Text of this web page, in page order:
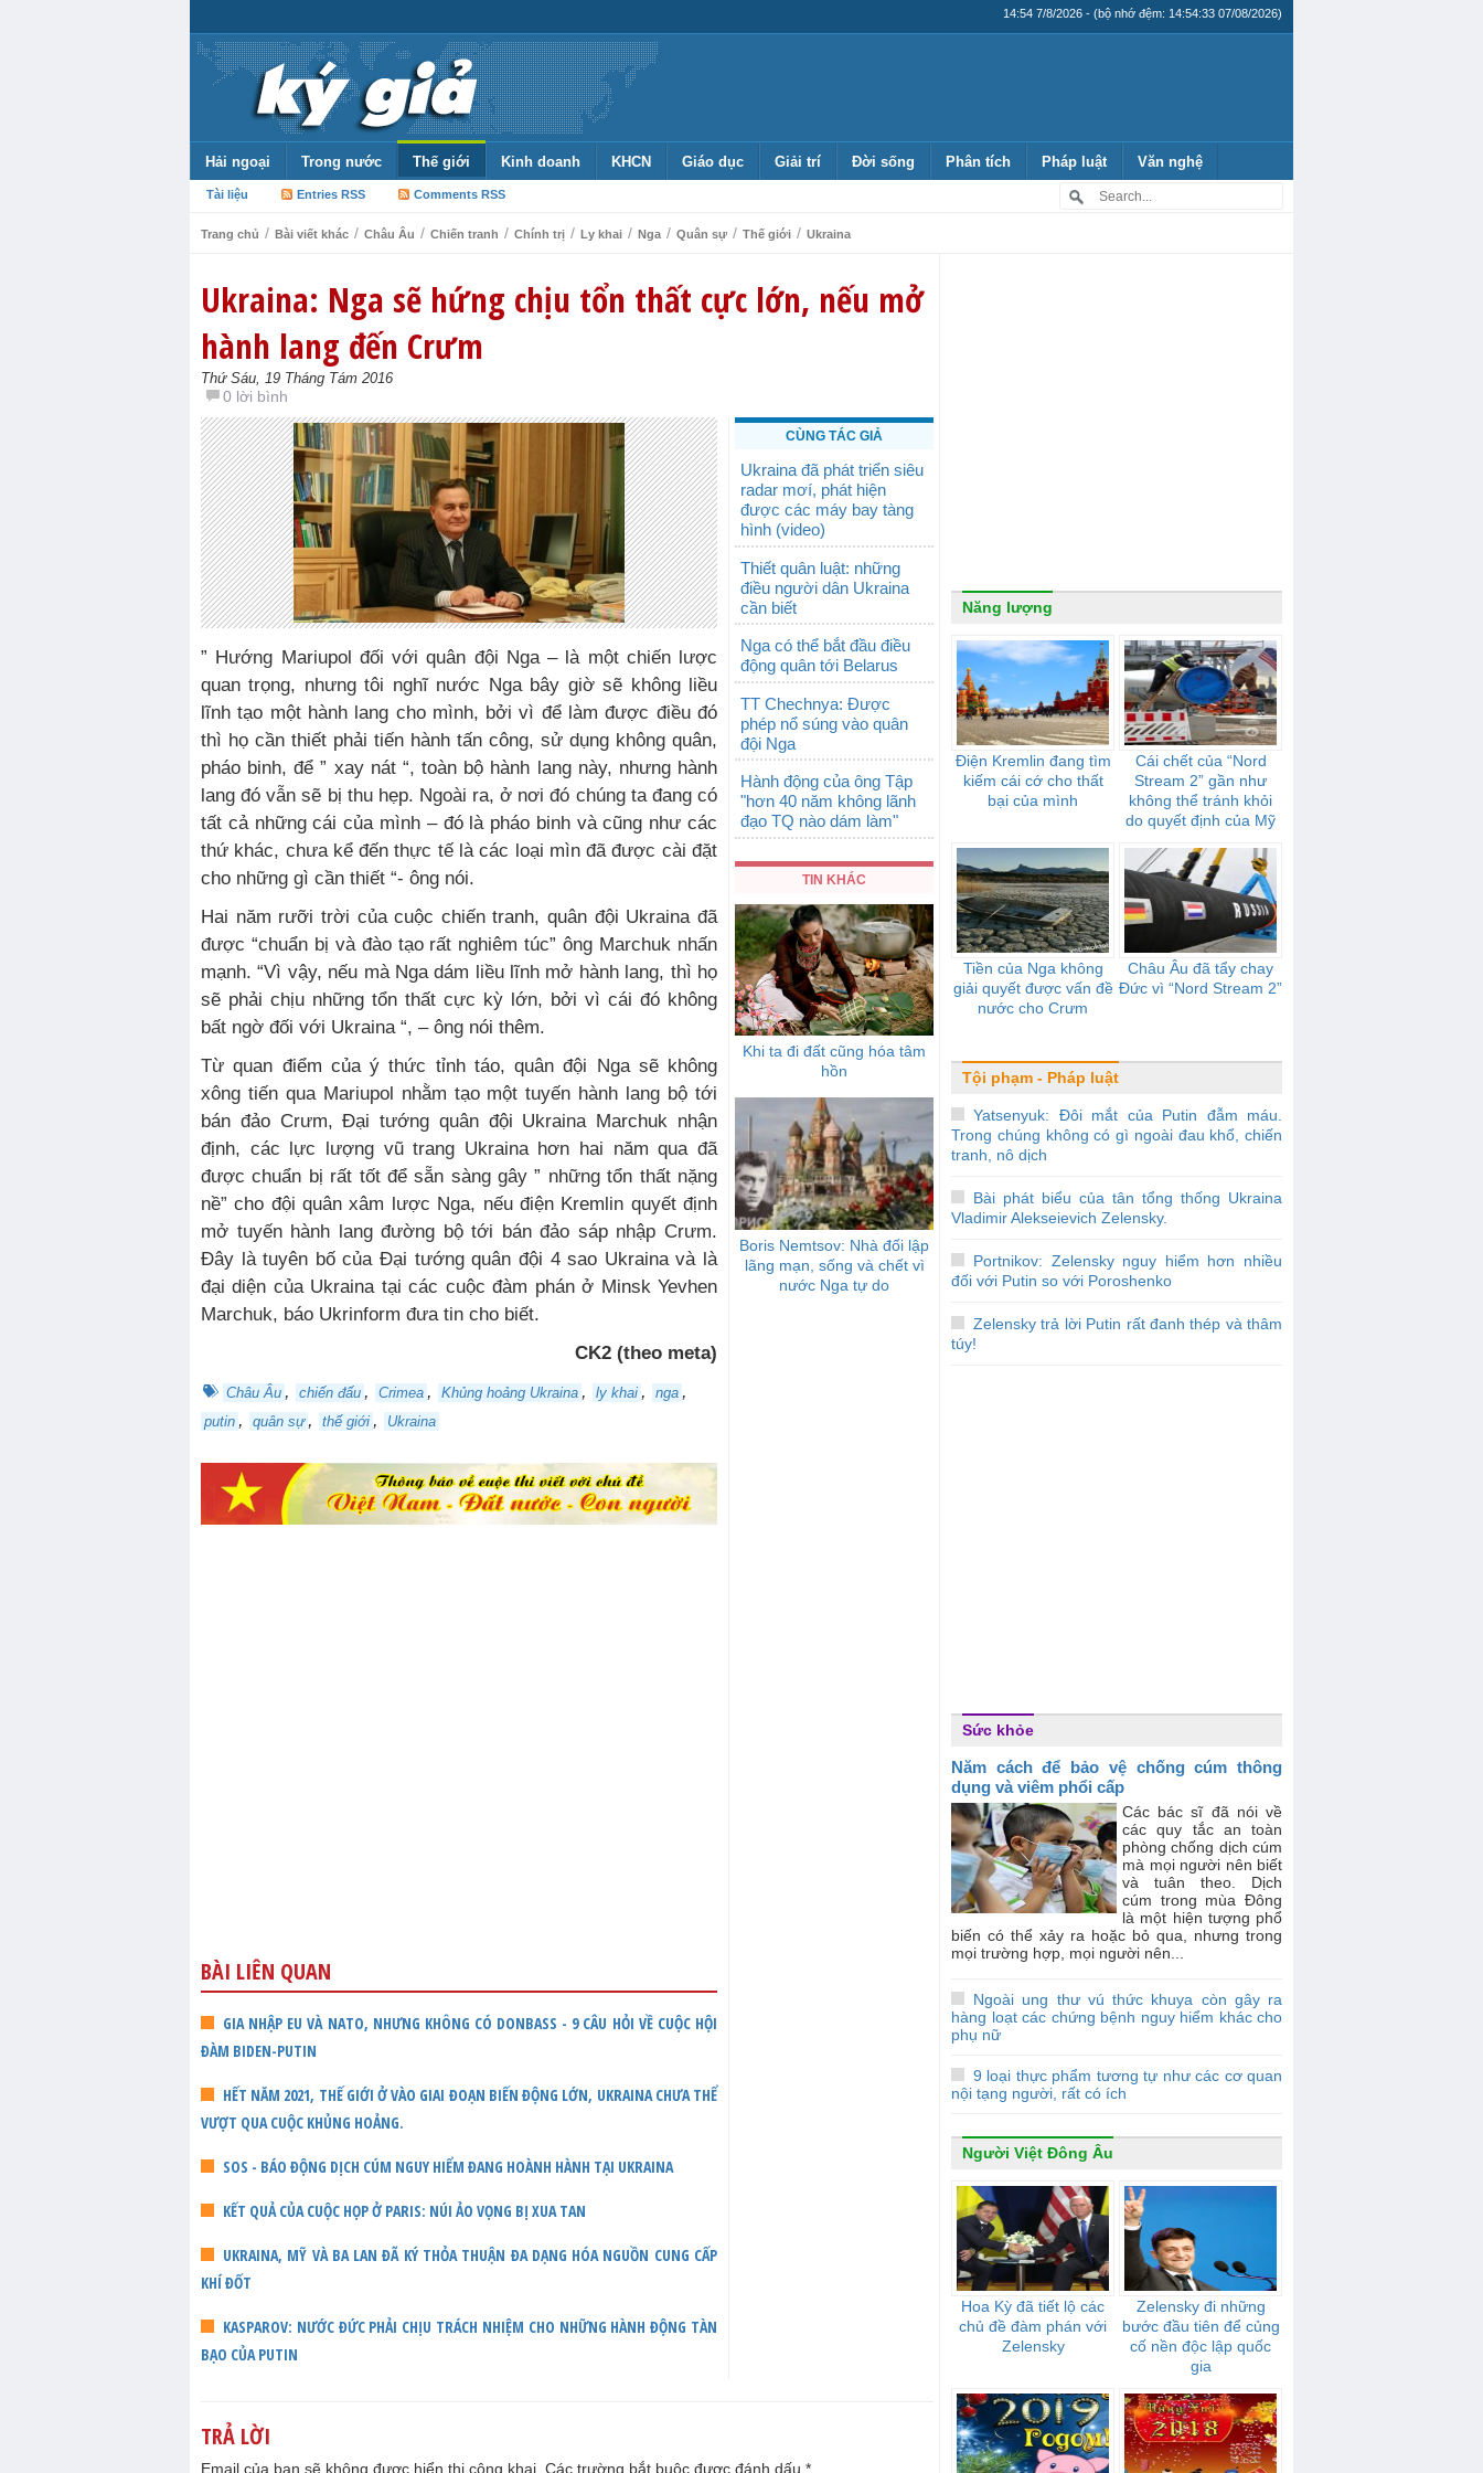
14:54 7/8/2026 - (bộ nhớ đệm: 14:54:33 07/08/2026)
Hải ngoại Trong nước Thế giới Kinh doanh KHCN Giáo dục Giải trí Đời sống Phân tích Pháp luật Văn nghệ
Tài liệu Entries RSS Comments RSS
Trang chủ / Bài viết khác / Châu Âu / Chiến tranh / Chính trị / Ly khai / Nga / Quân sự / Thế giới / Ukraina
Ukraina: Nga sẽ hứng chịu tổn thất cực lớn, nếu mở
hành lang đến Crưm
Thứ Sáu, 19 Tháng Tám 2016
0 lời bình
” Hướng Mariupol đối với quân đội Nga – là một chiến lược
quan trọng, nhưng tôi nghĩ nước Nga bây giờ sẽ không liều
lĩnh tạo một hành lang cho mình, bởi vì để làm được điều đó
thì họ cần thiết phải tiến hành tấn công, sử dụng không quân,
pháo binh, để ” xay nát “, toàn bộ hành lang này, nhưng hành
lang đó vẫn sẽ bị thu hẹp. Ngoài ra, ở nơi đó chúng ta đang có
tất cả những cái của mình – đó là pháo binh và cũng như các
thứ khác, chưa kể đến thực tế là các loại mìn đã được cài đặt
cho những gì cần thiết “- ông nói.
Hai năm rưỡi trời của cuộc chiến tranh, quân đội Ukraina đã
được “chuẩn bị và đào tạo rất nghiêm túc” ông Marchuk nhấn
mạnh. “Vì vậy, nếu mà Nga dám liều lĩnh mở hành lang, thì họ
sẽ phải chịu những tổn thất cực kỳ lớn, bởi vì cái đó không
bất ngờ đối với Ukraina “, – ông nói thêm.
Từ quan điểm của ý thức tỉnh táo, quân đội Nga sẽ không
xông tiến qua Mariupol nhằm tạo một tuyến hành lang bộ tới
bán đảo Crưm, Đại tướng quân đội Ukraina Marchuk nhận
định, các lực lượng vũ trang Ukraina hơn hai năm qua đã
được chuẩn bị rất tốt để sẵn sàng gây ” những tổn thất nặng
nề” cho đội quân xâm lược Nga, nếu điện Kremlin quyết định
mở tuyến hành lang đường bộ tới bán đảo sáp nhập Crưm.
Đây là tuyên bố của Đại tướng quân đội 4 sao Ukraina và là
đại diện của Ukraina tại các cuộc đàm phán ở Minsk Yevhen
Marchuk, báo Ukrinform đưa tin cho biết.
CK2 (theo meta)
Châu Âu , chiến đấu , Crimea , Khủng hoảng Ukraina , ly khai , nga ,
putin , quân sự , thế giới , Ukraina
BÀI LIÊN QUAN
GIA NHẬP EU VÀ NATO, NHƯNG KHÔNG CÓ DONBASS - 9 CÂU HỎI VỀ CUỘC HỘI
ĐÀM BIDEN-PUTIN
HẾT NĂM 2021, THẾ GIỚI Ở VÀO GIAI ĐOẠN BIẾN ĐỘNG LỚN, UKRAINA CHƯA THỂ
VƯỢT QUA CUỘC KHỦNG HOẢNG.
SOS - BÁO ĐỘNG DỊCH CÚM NGUY HIỂM ĐANG HOÀNH HÀNH TẠI UKRAINA
KẾT QUẢ CỦA CUỘC HỌP Ở PARIS: NÚI ẢO VỌNG BỊ XUA TAN
UKRAINA, MỸ VÀ BA LAN ĐÃ KÝ THỎA THUẬN ĐA DẠNG HÓA NGUỒN CUNG CẤP
KHÍ ĐỐT
KASPAROV: NƯỚC ĐỨC PHẢI CHỊU TRÁCH NHIỆM CHO NHỮNG HÀNH ĐỘNG TÀN
BẠO CỦA PUTIN
CÙNG TÁC GIẢ
Ukraina đã phát triển siêu
radar mơí, phát hiện
được các máy bay tàng
hình (video)
Thiết quân luật: những
điều người dân Ukraina
cần biết
Nga có thể bắt đầu điều
động quân tới Belarus
TT Chechnya: Được
phép nổ súng vào quân
đội Nga
Hành động của ông Tập
"hơn 40 năm không lãnh
đạo TQ nào dám làm"
TIN KHÁC
Khi ta đi đất cũng hóa tâm
hồn
Boris Nemtsov: Nhà đối lập
lãng mạn, sống và chết vì
nước Nga tự do
TRẢ LỜI
Email của bạn sẽ không được hiển thị công khai. Các trường bắt buộc được đánh dấu *
Năng lượng
Điện Kremlin đang tìm
kiếm cái cớ cho thất
bại của mình
Cái chết của “Nord
Stream 2” gần như
không thể tránh khỏi
do quyết định của Mỹ
Tiền của Nga không
giải quyết được vấn đề
nước cho Crưm
Châu Âu đã tẩy chay
Đức vì “Nord Stream 2”
Tội phạm - Pháp luật
Yatsenyuk: Đôi mắt của Putin đẫm máu.
Trong chúng không có gì ngoài đau khổ, chiến
tranh, nô dịch
Bài phát biểu của tân tổng thống Ukraina
Vladimir Alekseievich Zelensky.
Portnikov: Zelensky nguy hiểm hơn nhiều
đối với Putin so với Poroshenko
Zelensky trả lời Putin rất đanh thép và thâm
túy!
Sức khỏe
Năm cách để bảo vệ chống cúm thông
dụng và viêm phổi cấp
Các bác sĩ đã nói về
các quy tắc an toàn
phòng chống dịch cúm
mà mọi người nên biết
và tuân theo. Dịch
cúm trong mùa Đông
là một hiện tượng phổ
biến có thể xảy ra hoặc bỏ qua, nhưng trong
mọi trường hợp, mọi người nên...
Ngoài ung thư vú thức khuya còn gây ra
hàng loạt các chứng bệnh nguy hiểm khác cho
phụ nữ
9 loại thực phẩm tương tự như các cơ quan
nội tạng người, rất có ích
Người Việt Đông Âu
Hoa Kỳ đã tiết lộ các
chủ đề đàm phán với
Zelensky
Zelensky đi những
bước đầu tiên để củng
cố nền độc lập quốc
gia